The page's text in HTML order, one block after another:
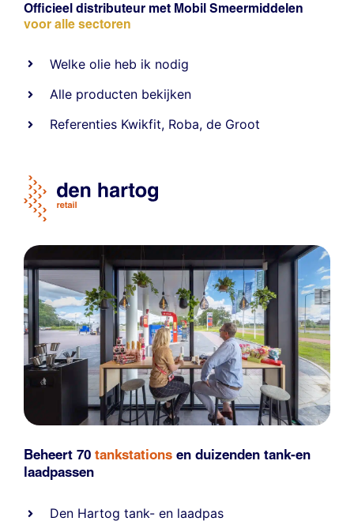
Officieel distributeur met Mobil Smeermiddelen
voor alle sectoren
Welke olie heb ik nodig
Alle producten bekijken
Referenties Kwikfit, Roba,de Groot
Beheert 70 tankstations en duizenden tank-en
laadpassen
Den Hartog tank- en laadpas